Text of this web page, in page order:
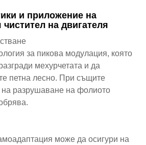
и приложение на
чистител на двигателя
за пикова модулация, която
мехурчетата и да
петна лесно. При същите
на разрушаване на фолиото
може да осигури на